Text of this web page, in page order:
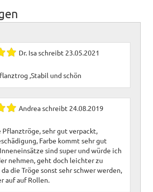
Dr. Isaschreibt 23.05.2021
,Stabil und schön
Andreaschreibt 24.08.2019
Pflanztröge, sehr gut verpackt,
Farbe kommt sehr gut
sind super und würde ich
nehmen, geht doch leichter zu
die Tröge sonst sehr schwer werden,
auf auf Rollen.